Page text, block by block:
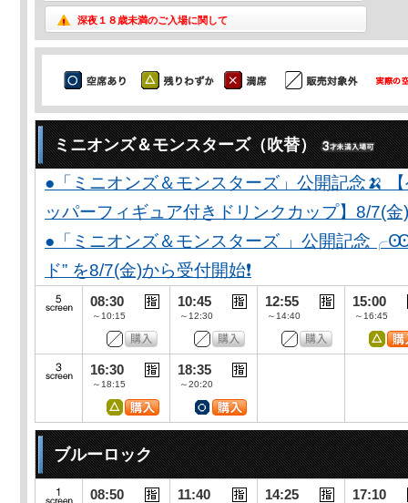
深夜１８歳未満のご入場に関して
ミニオンズ＆モンスターズ（吹替）
●「ミニオンズ＆モンスターズ」公開記念🍌
ッパーフィギュア付きドリンクカップ】8/7(金
●「ミニオンズ＆モンスターズ 」公開記念
ド” を8/7(金)から受付開始❗️
08:30
～10:15
10:45
～12:30
12:55
～14:40
15:00
～16:45
16:30
～18:15
18:35
～20:20
ブルーロック
08:50 11:40 14:25 17:10